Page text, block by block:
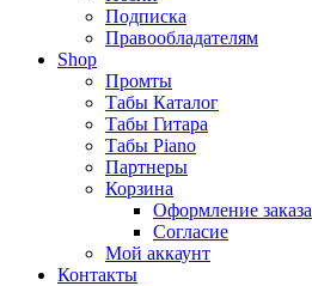
Подписка
Правообладателям
Shop
Промты
Табы Каталог
Табы Гитара
Табы Piano
Партнеры
Корзина
Оформление заказа
Согласие
Мой аккаунт
Контакты